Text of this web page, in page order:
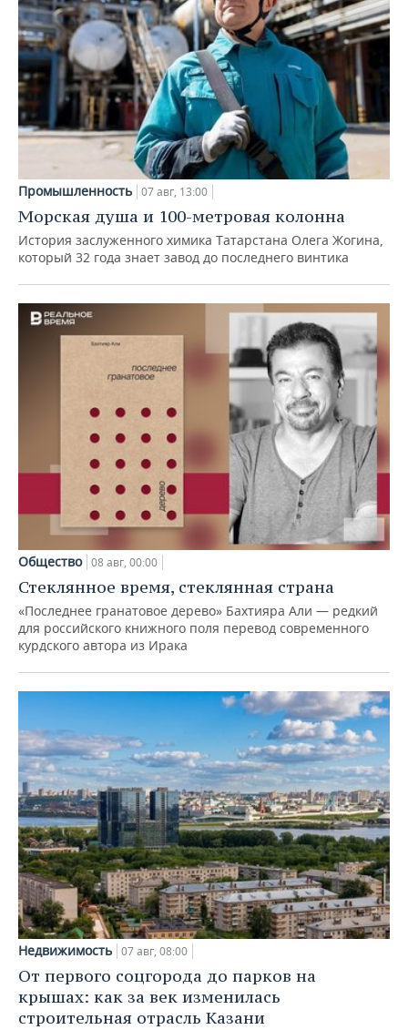
Промышленность 07 авг, 13:00
Морская душа и 100-метровая колонна
История заслуженного химика Татарстана Олега Жогина,
который 32 года знает завод до последнего винтика
Общество 08 авг, 00:00
Стеклянное время, стеклянная страна
«Последнее гранатовое дерево» Бахтияра Али — редкий
для российского книжного поля перевод современного
курдского автора из Ирака
Недвижимость 07 авг, 08:00
От первого соцгорода до парков на
крышах: как за век изменилась
строительная отрасль Казани